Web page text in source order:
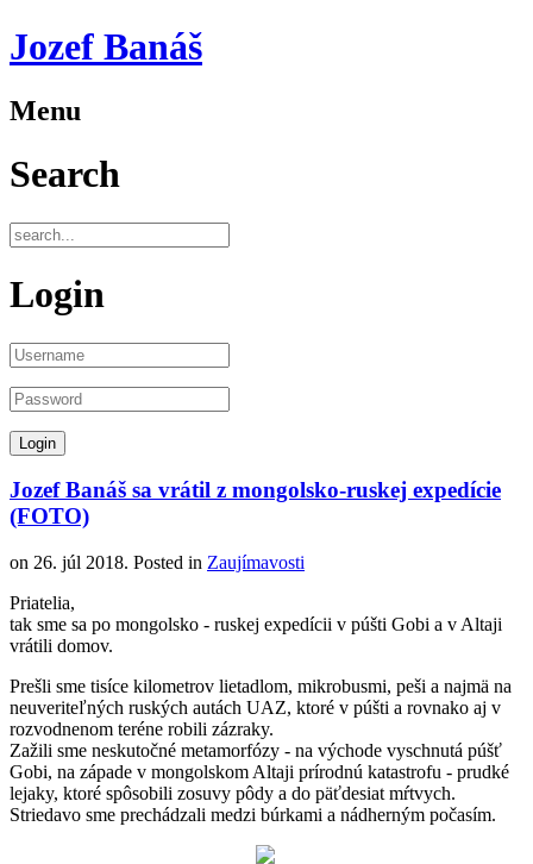
Jozef Banáš
Menu
Search
Login
Jozef Banáš sa vrátil z mongolsko-ruskej expedície
(FOTO)
on 26. júl 2018. Posted in Zaujímavosti
Priatelia,
tak sme sa po mongolsko - ruskej expedícii v púšti Gobi a v Altaji
vrátili domov.
Prešli sme tisíce kilometrov lietadlom, mikrobusmi, peši a najmä na
neuveriteľných ruských autách UAZ, ktoré v púšti a rovnako aj v
rozvodnenom teréne robili zázraky.
Zažili sme neskutočné metamorfózy - na východe vyschnutá púšť
Gobi, na západe v mongolskom Altaji prírodnú katastrofu - prudké
lejaky, ktoré spôsobili zosuvy pôdy a do päťdesiat mŕtvych.
Striedavo sme prechádzali medzi búrkami a nádherným počasím.